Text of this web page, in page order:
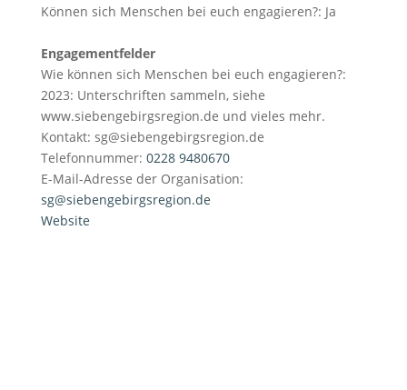
Können sich Menschen bei euch engagieren?: Ja
Engagementfelder
Wie können sich Menschen bei euch engagieren?:
2023: Unterschriften sammeln, siehe
www.siebengebirgsregion.de und vieles mehr.
Kontakt: sg@siebengebirgsregion.de
Telefonnummer: 0228 9480670
E-Mail-Adresse der Organisation:
sg@siebengebirgsregion.de
Website